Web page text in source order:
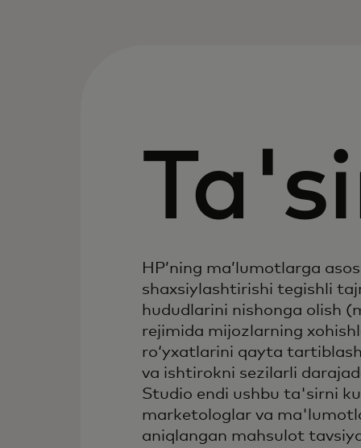
HP’ning ma’lumotlarga
shaxsiylashtirishi tegishli
hududlarini nishonga olish
rejimida mijozlarning
ro‘yxatlarini qayta
va ishtirokni sezilarli
Studio endi ushbu ta'sirni
marketologlar va
aniqlangan mahsulot